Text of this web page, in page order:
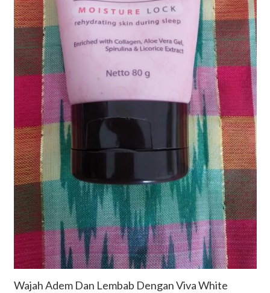
Wajah Adem Dan Lembab Dengan Viva White